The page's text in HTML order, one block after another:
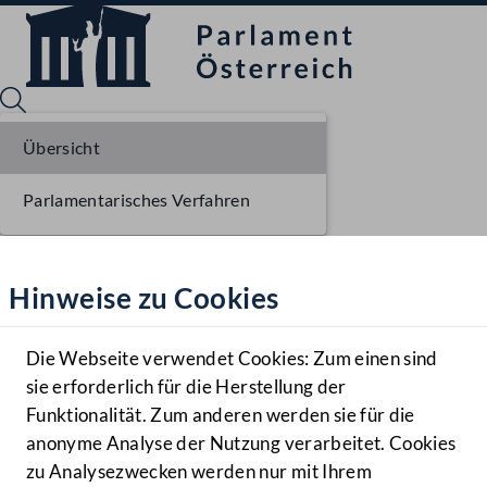
Hilfe
Benutzer
Navigationsmenü öffnen
MENÜ
Hinweise zu Cookies
Die Webseite verwendet Cookies: Zum einen sind
sie erforderlich für die Herstellung der
Funktionalität. Zum anderen werden sie für die
anonyme Analyse der Nutzung verarbeitet. Cookies
zu Analysezwecken werden nur mit Ihrem
Übersicht
Parlamentarisches Verfahren